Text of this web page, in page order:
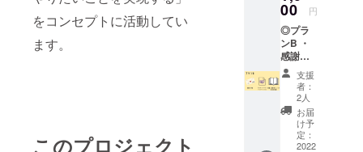
をコンセプトに活動してい
ます。
このプロジェクト
の際、
備考欄
にご記
入いた
だく内
容が異
なりま
す。 ※
リター
ン品選
択画面
の説明
00 円
◎プラ
ンB ・
感謝の
メール
送付 ・
Runオ
リジナ
ルクリ
アファ
イル ・
支援
者：
2人
お届
け予
定：
2022